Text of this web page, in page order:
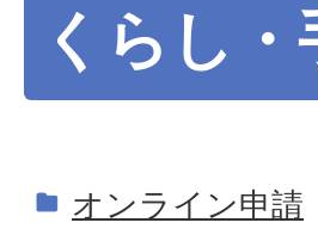
くらし・
オンライン申請